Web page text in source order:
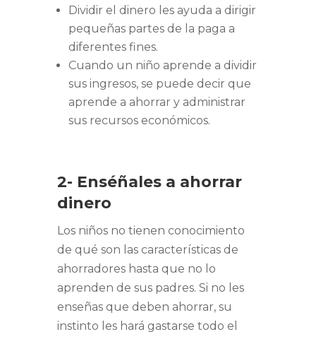
Dividir el dinero les ayuda a dirigir
pequeñas partes de la paga a
diferentes fines.
Cuando un niño aprende a dividir
sus ingresos, se puede decir que
aprende a ahorrar y administrar
sus recursos económicos.
2- Enséñales a ahorrar
dinero
Los niños no tienen conocimiento
de qué son las características de
ahorradores hasta que no lo
aprenden de sus padres. Si no les
enseñas que deben ahorrar, su
instinto les hará gastarse todo el